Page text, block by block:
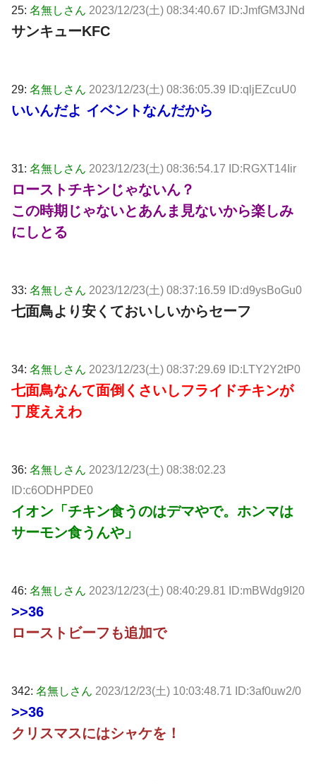
25: 名無しさん 2023/12/23(土) 08:34:40.67 ID:JmfGM3JNd
サンキューKFC
29: 名無しさん 2023/12/23(土) 08:36:05.39 ID:qljEZcuU0
いいんだよ イベントなんだから
31: 名無しさん 2023/12/23(土) 08:36:54.17 ID:RGXT14Iir
ローストチキンじゃないん？
この時期じゃないとあんま見ないから楽しみ
にしとる
33: 名無しさん 2023/12/23(土) 08:37:16.59 ID:d9ysBoGu0
七面鳥より安くておいしいからセーフ
34: 名無しさん 2023/12/23(土) 08:37:29.69 ID:LTY2Y2tP0
七面鳥なんて面倒くさいしフライドチキンが
丁度ええわ
36: 名無しさん 2023/12/23(土) 08:38:02.23
ID:c6ODHPDE0
イオン「チキン食うのはデマやで。ホンマは
サーモン食うんや」
46: 名無しさん 2023/12/23(土) 08:40:29.81 ID:mBWdg9I20
>>36
ローストビーフも追加で
342: 名無しさん 2023/12/23(土) 10:03:48.71 ID:3af0uw2/0
>>36
クリスマスにはシャケを！